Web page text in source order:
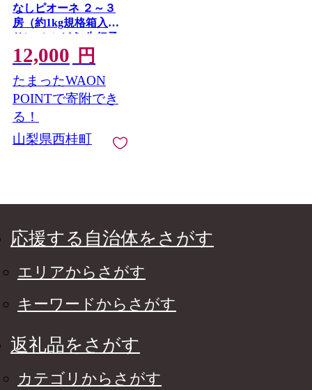
なしピオーネ ２～３
房（約1kg規格箱入
り）／ ぶどう 先行予
約 産地直送 フルーツ
果物 くだもの 甘い 旬
新鮮 ジューシー 種無
しぶどう 種なしぶど
う 山梨 やまなし
【n0579_apx_A】
12,000 円
たまったWAON
POINTで寄附でき
る！
山梨県西桂町
応援する自治体をさがす
エリアからさがす
キーワードからさがす
返礼品をさがす
カテゴリからさがす